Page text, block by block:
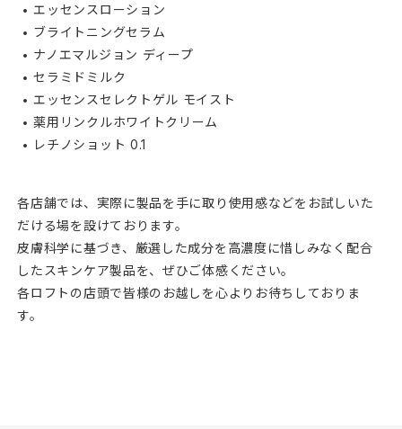
エッセンスローション
ブライトニングセラム
ナノエマルジョン ディープ
セラミドミルク
エッセンスセレクトゲル モイスト
薬用リンクルホワイトクリーム
レチノショット 0.1
各店舗では、実際に製品を手に取り使用感などをお試しいた
だける場を設けております。
皮膚科学に基づき、厳選した成分を高濃度に惜しみなく配合
したスキンケア製品を、ぜひご体感ください。
各ロフトの店頭で皆様のお越しを心よりお待ちしておりま
す。